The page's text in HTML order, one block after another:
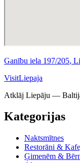
Ganību iela 197/205,
VisitLiepaja
Atklāj Liepāju —
Kategorijas
Naktsmītnes
Restorāni &
Ģimenēm &